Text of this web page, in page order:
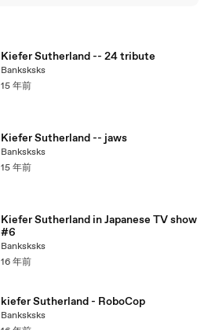
Kiefer Sutherland -- 24 tribute
Banksksks
15 年前
Kiefer Sutherland -- jaws
Banksksks
15 年前
Kiefer Sutherland in Japanese TV show
#6
Banksksks
16 年前
kiefer Sutherland - RoboCop
Banksksks